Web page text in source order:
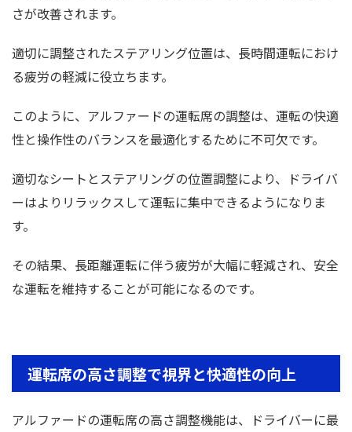
さが改善されます。
適切に調整されたステアリング位置は、長時間運転におけ
る疲労の軽減に役立ちます。
このように、アルファードの運転席の調整は、運転の快適
性と操作性のバランスを最適化するために不可欠です。
適切なシートとステアリングの位置調整により、ドライバ
ーはよりリラックスして運転に集中できるようになりま
す。
その結果、長距離運転に伴う疲労が大幅に軽減され、安全
な運転を維持することが可能になるのです。
運転席の高さ調整で視界と快適性の向上
アルファードの運転席の高さ調整機能は、ドライバーに最